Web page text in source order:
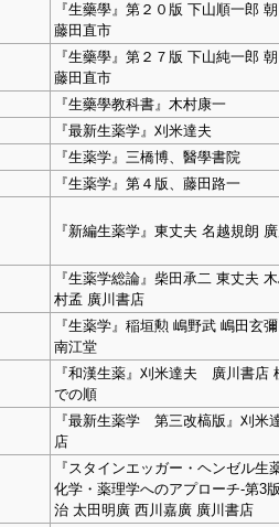
『生藥學』第２０版 下山順一郎
藤田直市
『生藥學』第２７版 下山純一郎
藤田直市
『生藥學教科書』木村康一
『最新生薬学』刈米達夫
『生薬学』三橋博、醫學書院
『生薬学』第４版、藤田路一
『新編生薬学』東丈夫 名越規朗
『生薬学総論』柴田承二 東丈夫
村孟 廣川書店
『生薬学』稲垣勲 嶋野武 嶋田玄
南江堂
『和漢生薬』刈米達夫 廣川書店
での順
『最新生薬学 第三改槁版』刈米
店
『スタインエッガー・ヘンゼル生
化学・薬理学へのアプローチ‐第3
治 太田明廣 西川嘉廣 廣川書店